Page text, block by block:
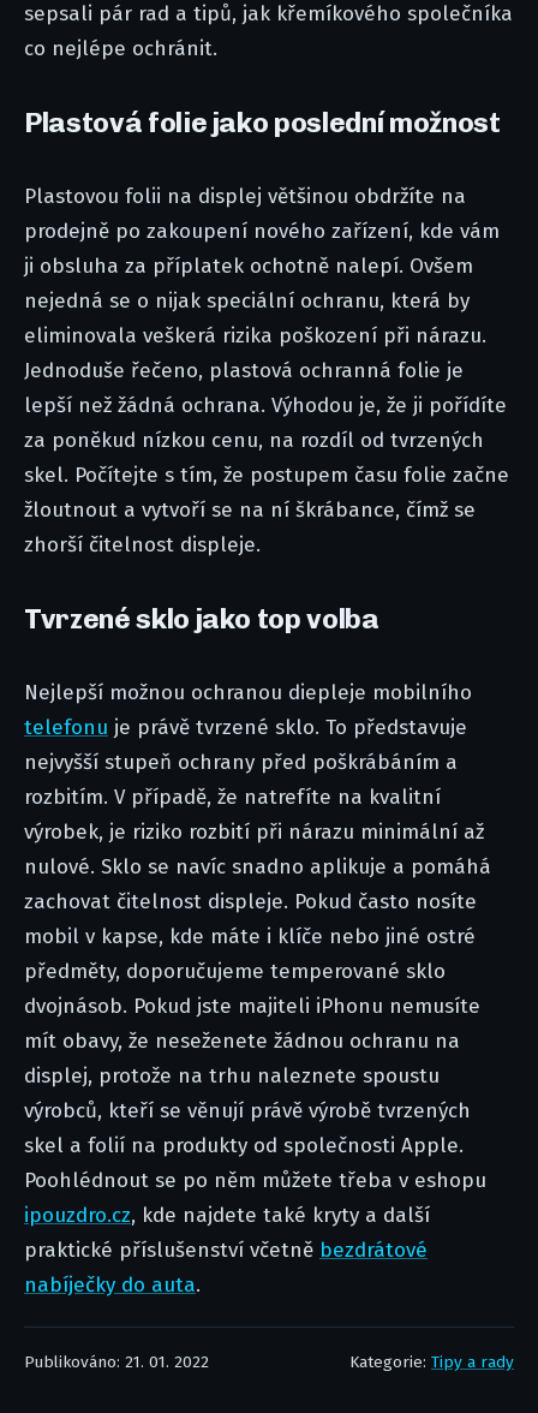
sepsali pár rad a tipů, jak křemíkového společníka
co nejlépe ochránit.
Plastová folie jako poslední možnost
Plastovou folii na displej většinou obdržíte na
prodejně po zakoupení nového zařízení, kde vám
ji obsluha za příplatek ochotně nalepí. Ovšem
nejedná se o nijak speciální ochranu, která by
eliminovala veškerá rizika poškození při nárazu.
Jednoduše řečeno, plastová ochranná folie je
lepší než žádná ochrana. Výhodou je, že ji pořídíte
za poněkud nízkou cenu, na rozdíl od tvrzených
skel. Počítejte s tím, že postupem času folie začne
žloutnout a vytvoří se na ní škrábance, čímž se
zhorší čitelnost displeje.
Tvrzené sklo jako top volba
Nejlepší možnou ochranou diepleje mobilního
telefonu je právě tvrzené sklo. To představuje
nejvyšší stupeň ochrany před poškrábáním a
rozbitím. V případě, že natrefíte na kvalitní
výrobek, je riziko rozbití při nárazu minimální až
nulové. Sklo se navíc snadno aplikuje a pomáhá
zachovat čitelnost displeje. Pokud často nosíte
mobil v kapse, kde máte i klíče nebo jiné ostré
předměty, doporučujeme temperované sklo
dvojnásob. Pokud jste majiteli iPhonu nemusíte
mít obavy, že neseženete žádnou ochranu na
displej, protože na trhu naleznete spoustu
výrobců, kteří se věnují právě výrobě tvrzených
skel a folií na produkty od společnosti Apple.
Poohlédnout se po něm můžete třeba v eshopu
ipouzdro.cz, kde najdete také kryty a další
praktické příslušenství včetně bezdrátové
nabíječky do auta.
Publikováno: 21. 01. 2022 Kategorie: Tipy a rady